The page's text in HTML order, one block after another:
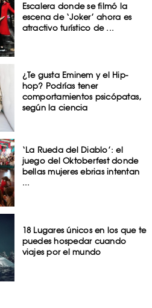
Escalera donde se filmó la
escena de ‘Joker’ ahora es
atractivo turístico de ...
¿Te gusta Eminem y el Hip-
hop? Podrías tener
comportamientos psicópatas,
según la ciencia
‘La Rueda del Diablo’: el
juego del Oktoberfest donde
bellas mujeres ebrias intentan
...
18 Lugares únicos en los que te
puedes hospedar cuando
viajes por el mundo